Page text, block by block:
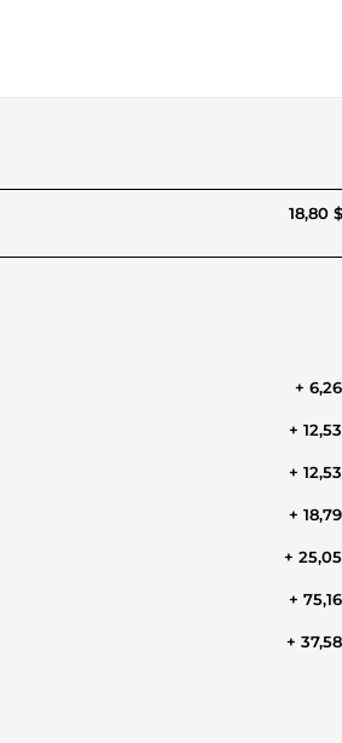
18,80
+
+
+
+
+
+
+